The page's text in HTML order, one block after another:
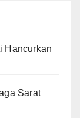
Hancurkan
Sarat